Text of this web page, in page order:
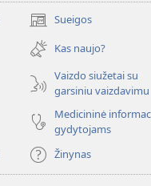
Sueigos
(atsiveria
naujas
langas)
Kas naujo?
Vaizdo siužetai su
garsiniu vaizdavimu
Medicininė
gydytojams
Žinynas